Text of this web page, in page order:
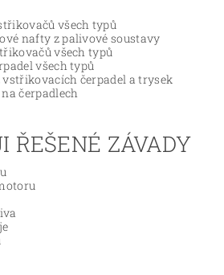
všech typů
nafty z palivové soustavy
všech typů
všech typů
čerpadel a trysek
čerpadlech
ŘEŠENÉ ZÁVADY